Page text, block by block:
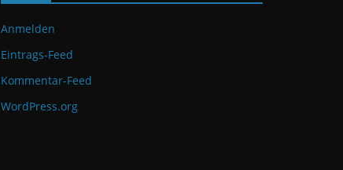
Anmelden
Eintrags-Feed
Kommentar-Feed
WordPress.org